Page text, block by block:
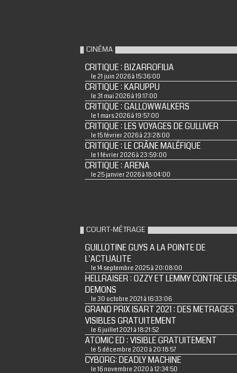
CINÉMA
CRITIQUE : BIZARROFILIA
le 21 juin 2026 à 15:36:00
CRITIQUE : KARUPPU
le 31 mai 2026 à 19:17:00
CRITIQUE : GALLOWWALKERS
le 1 mars 2026 à 19:57:00
CRITIQUE : LES VOYAGES DE GULLIVER
le 15 février 2026 à 23:28:00
CRITIQUE : LE CRÂNE MALÉFIQUE
le 1 février 2026 à 23:59:00
CRITIQUE : ARENA
le 25 janvier 2026 à 18:04:00
COURT-MÉTRAGE
GUILLOTINE GUYS A LA POINTE DE
L'ACTUALITE
le 14 septembre 2025 à 20:08:00
HELLRAISER : OZZY ET LEMMY CONTRE LES
DEMONS
le 30 octobre 2021 à 16:33:06
GRAND PRIX ISART 2021 : DES METRAGES
VISIBLES GRATUITEMENT
le 6 juillet 2021 à 18:21:52
ATOMIC ED : VISIBLE GRATUITEMENT
le 5 décembre 2020 à 20:18:57
CYBORG: DEADLY MACHINE
le 16 novembre 2020 à 12:34:50